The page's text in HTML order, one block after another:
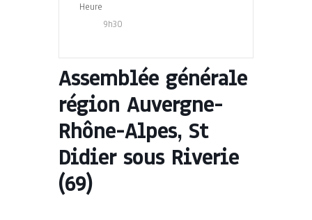
Heure
9h30
Assemblée générale
région Auvergne-
Rhône-Alpes, St
Didier sous Riverie
(69)